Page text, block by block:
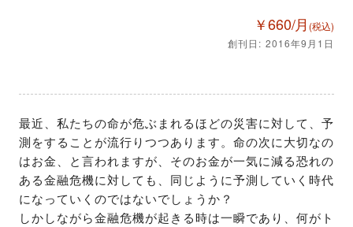
￥660/月 (税込)
創刊日: 2016年9月1日
最近、私たちの命が危ぶまれるほどの災害に対して、予
測をすることが流行りつつあります。命の次に大切なの
はお金、と言われますが、そのお金が一気に減る恐れの
ある金融危機に対しても、同じように予測していく時代
になっていくのではないでしょうか？
しかしながら金融危機が起きる時は一瞬であり、何がト